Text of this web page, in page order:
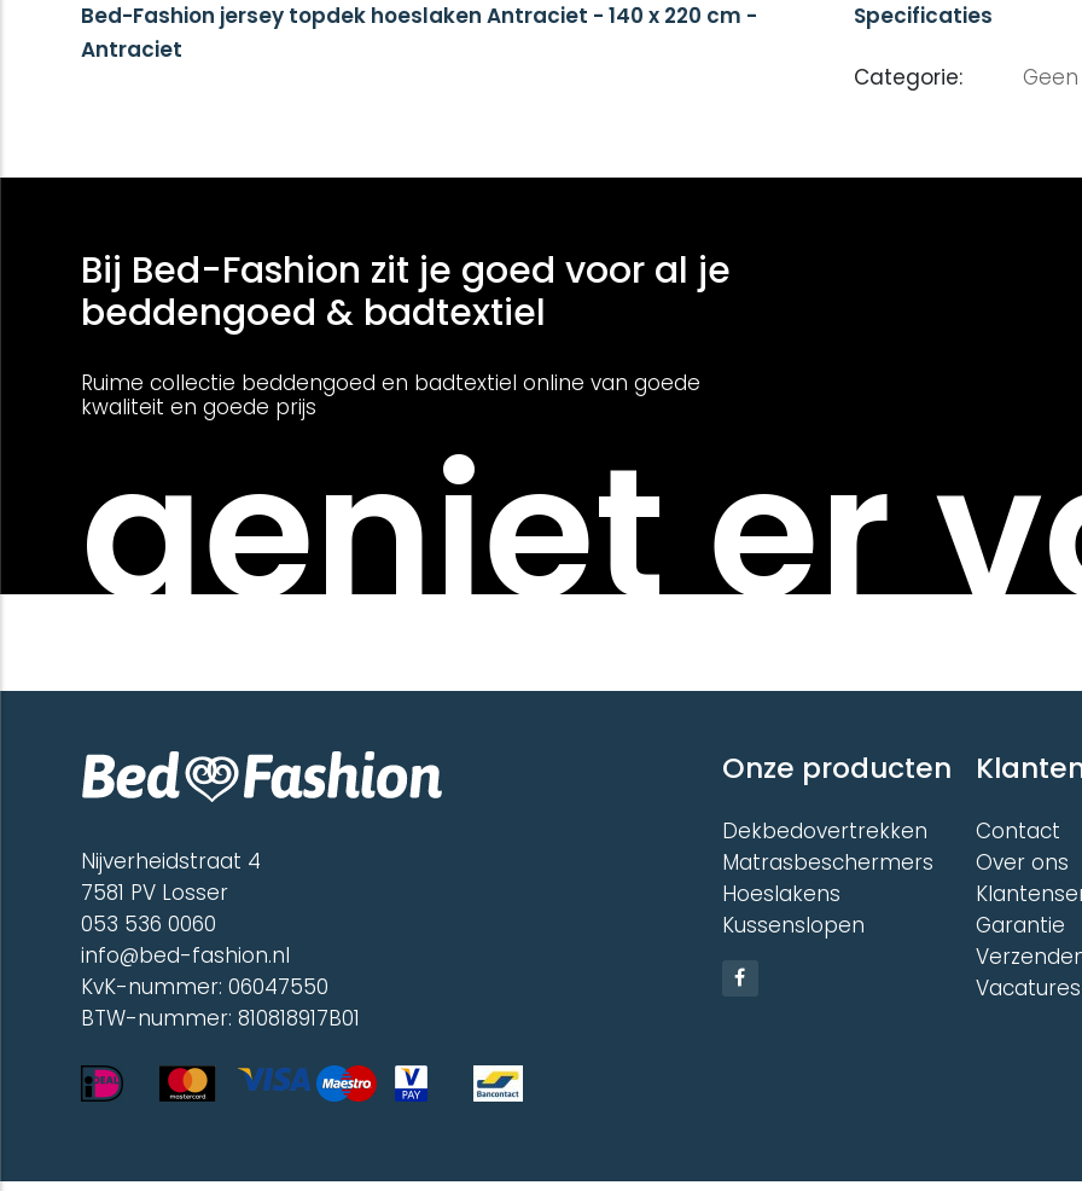
Bed-Fashion jersey topdek hoeslaken Antraciet - 140 x 220 cm -
Antraciet
Specificaties
Categorie:
Bij Bed-Fashion zit je goed voor al je
beddengoed & badtextiel
Ruime collectie beddengoed en badtextiel online van goede
kwaliteit en goede prijs
geniet er
Nijverheidstraat 4
7581 PV Losser
053 536 0060
info@bed-fashion.nl
KvK-nummer: 06047550
BTW-nummer: 810818917B01
Onze producten
Dekbedovertrekken
Matrasbeschermers
Hoeslakens
Kussenslopen
Contact
Over ons
Garantie
Vacatures